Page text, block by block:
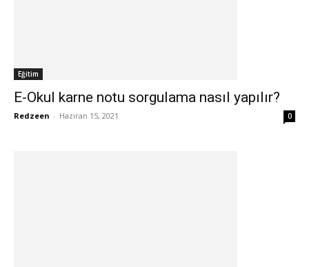
Eğitim
E-Okul karne notu sorgulama nasıl yapılır?
Redzeen - Haziran 15, 2021 0